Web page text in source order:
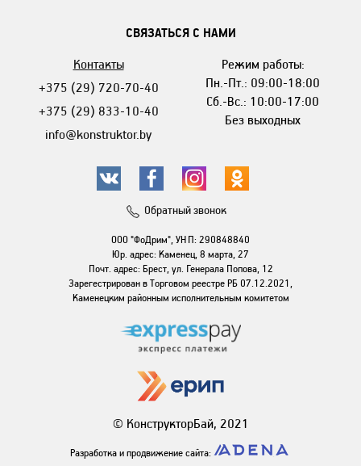
СВЯЗАТЬСЯ С НАМИ
Контакты
+375 (29) 720-70-40
+375 (29) 833-10-40
info@konstruktor.by
Режим работы:
Пн.-Пт.: 09:00-18:00
Сб.-Вс.: 10:00-17:00
Без выходных
Обратный звонок
ООО "ФоДрим", УНП: 290848840
Юр. адрес: Каменец, 8 марта, 27
Почт. адрес: Брест, ул. Генерала Попова, 12
Зарегестрирован в Торговом реестре РБ 07.12.2021,
Каменецким районным исполнительным комитетом
© КонструкторБай, 2021
Разработка и продвижение сайта: